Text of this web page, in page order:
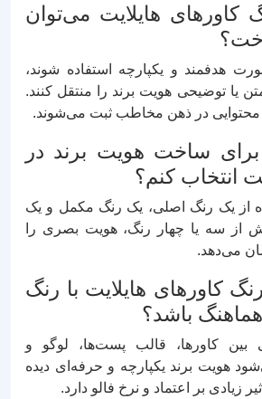
کاورهای هایلایت می‌توان
هدفمند و یکپارچه استفاده شوند،
یا توضیحی هویت برند را منتقل کنند.
محتوایی در ذهن مخاطب ثبت می‌شوند.
برای ساخت هویت برند در
انتخاب کنم؟
از یک رنگ اصلی، یک رنگ مکمل و یک
از سه یا چهار رنگ، هویت بصری را
می‌دهد.
کاورهای هایلایت با رنگ
باشد؟
بین کاورها، قالب پست‌ها، لوگو و
هویت برند یکپارچه و حرفه‌ای دیده
زیادی بر اعتماد و نرخ فالو دارد.